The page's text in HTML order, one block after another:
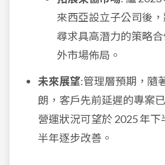
來西亞設立子公司後
尋求具高潛力的策略
外市場佈局。
未來展望:管理層預期，隨
朗，客戶先前延遲的專案
營運狀況可望於 2025 年下
半年逐步改善。